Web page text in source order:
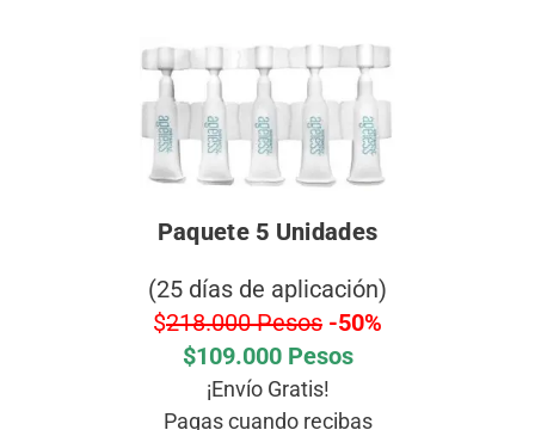
Paquete 5 Unidades
(25 días de aplicación)
$218.000 Pesos -50%
$109.000 Pesos
¡Envío Gratis!
Pagas cuando recibas